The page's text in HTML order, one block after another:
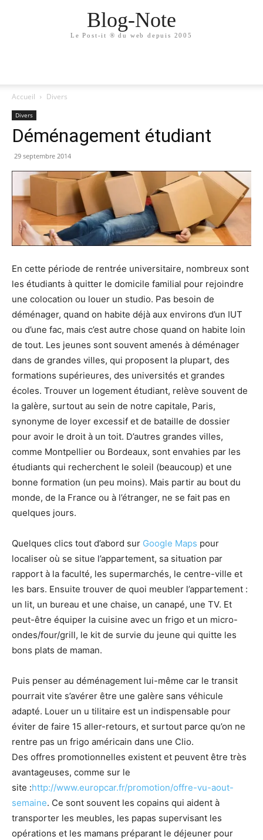
Blog-Note
Le Post-it ® du web depuis 2005
Accueil Divers
Divers
Déménagement étudiant
29 septembre 2014
En cette période de rentrée universitaire, nombreux sont
les étudiants à quitter le domicile familial pour rejoindre
une colocation ou louer un studio. Pas besoin de
déménager, quand on habite déjà aux environs d’un IUT
ou d’une fac, mais c’est autre chose quand on habite loin
de tout. Les jeunes sont souvent amenés à déménager
dans de grandes villes, qui proposent la plupart, des
formations supérieures, des universités et grandes
écoles. Trouver un logement étudiant, relève souvent de
la galère, surtout au sein de notre capitale, Paris,
synonyme de loyer excessif et de bataille de dossier
pour avoir le droit à un toit. D’autres grandes villes,
comme Montpellier ou Bordeaux, sont envahies par les
étudiants qui recherchent le soleil (beaucoup) et une
bonne formation (un peu moins). Mais partir au bout du
monde, de la France ou à l’étranger, ne se fait pas en
quelques jours.
Quelques clics tout d’abord sur Google Maps pour
localiser où se situe l’appartement, sa situation par
rapport à la faculté, les supermarchés, le centre-ville et
les bars. Ensuite trouver de quoi meubler l’appartement :
un lit, un bureau et une chaise, un canapé, une TV. Et
peut-être équiper la cuisine avec un frigo et un micro-
ondes/four/grill, le kit de survie du jeune qui quitte les
bons plats de maman.
Puis penser au déménagement lui-même car le transit
pourrait vite s’avérer être une galère sans véhicule
adapté. Louer un u tilitaire est un indispensable pour
éviter de faire 15 aller-retours, et surtout parce qu’on ne
rentre pas un frigo américain dans une Clio.
Des offres promotionnelles existent et peuvent être très
avantageuses, comme sur le
site :http://www.europcar.fr/promotion/offre-vu-aout-
semaine. Ce sont souvent les copains qui aident à
transporter les meubles, les papas supervisant les
opérations et les mamans préparant le déjeuner pour